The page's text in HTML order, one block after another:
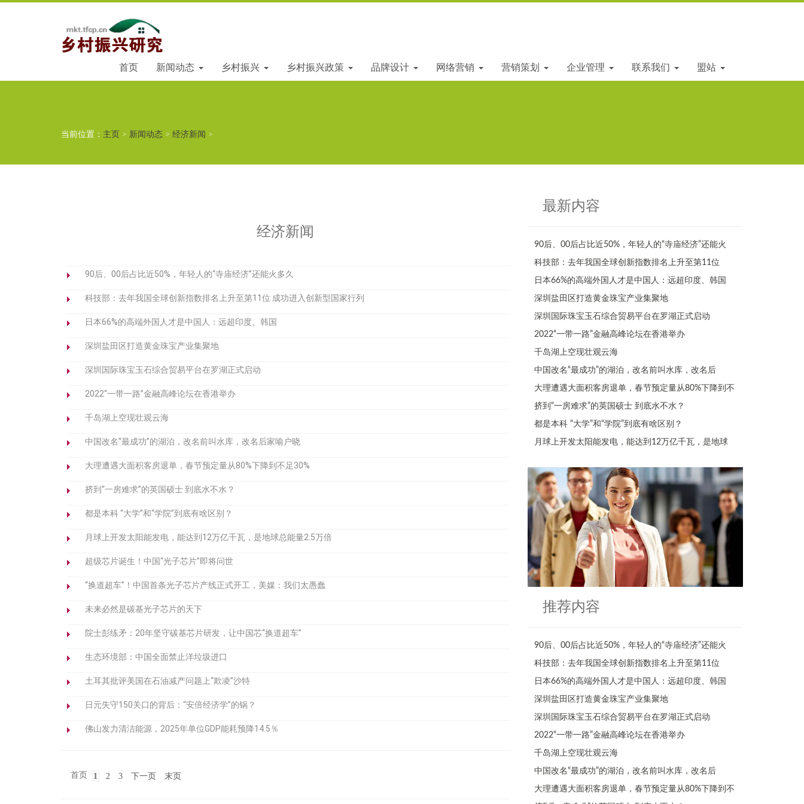
首页 新闻动态 乡村振兴 乡村振兴政策 品牌设计 网络营销 营销策划 企业管理 联系我们 盟站
当前位置： 主页 > 新闻动态 > 经济新闻 >
经济新闻
90后、00后占比近50%，年轻人的“寺庙经济”还能火多久
科技部：去年我国全球创新指数排名上升至第11位 成功进入创新型国家行列
日本66%的高端外国人才是中国人：远超印度、韩国
深圳盐田区打造黄金珠宝产业集聚地
深圳国际珠宝玉石综合贸易平台在罗湖正式启动
2022“一带一路”金融高峰论坛在香港举办
千岛湖上空现壮观云海
中国改名“最成功”的湖泊，改名前叫水库，改名后家喻户晓
大理遭遇大面积客房退单，春节预定量从80%下降到不足30%
挤到“一房难求”的英国硕士 到底水不水？
都是本科 “大学”和“学院”到底有啥区别？
月球上开发太阳能发电，能达到12万亿千瓦，是地球总能量2.5万倍
超级芯片诞生！中国“光子芯片”即将问世
“换道超车”！中国首条光子芯片产线正式开工，美媒：我们太愚蠢
未来必然是碳基光子芯片的天下
院士彭练矛：20年坚守碳基芯片研发，让中国芯“换道超车”
生态环境部：中国全面禁止洋垃圾进口
土耳其批评美国在石油减产问题上“欺凌”沙特
日元失守150关口的背后：“安倍经济学”的锅？
佛山发力清洁能源，2025年单位GDP能耗预降14.5％
首页 1 2 3 下一页 末页
最新内容
90后、00后占比近50%，年轻人的“寺庙经济”还能火
科技部：去年我国全球创新指数排名上升至第11位
日本66%的高端外国人才是中国人：远超印度、韩国
深圳盐田区打造黄金珠宝产业集聚地
深圳国际珠宝玉石综合贸易平台在罗湖正式启动
2022“一带一路”金融高峰论坛在香港举办
千岛湖上空现壮观云海
中国改名“最成功”的湖泊，改名前叫水库，改名后
大理遭遇大面积客房退单，春节预定量从80%下降到不
挤到“一房难求”的英国硕士 到底水不水？
都是本科 “大学”和“学院”到底有啥区别？
月球上开发太阳能发电，能达到12万亿千瓦，是地球
推荐内容
90后、00后占比近50%，年轻人的“寺庙经济”还能火
科技部：去年我国全球创新指数排名上升至第11位
日本66%的高端外国人才是中国人：远超印度、韩国
深圳盐田区打造黄金珠宝产业集聚地
深圳国际珠宝玉石综合贸易平台在罗湖正式启动
2022“一带一路”金融高峰论坛在香港举办
千岛湖上空现壮观云海
中国改名“最成功”的湖泊，改名前叫水库，改名后
大理遭遇大面积客房退单，春节预定量从80%下降到不